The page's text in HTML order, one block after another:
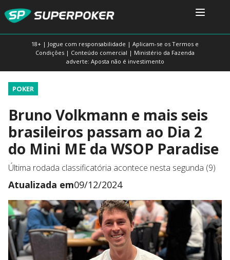
18+ | Jogue com responsabilidade | Aplicam-se os Termos e
Condições | Conteúdo comercial | Ministério da Fazenda
adverte: Aposta não é investimento
POKER
Bruno Volkmann e mais seis
brasileiros passam ao Dia 2
do Mini ME da WSOP Paradise
Última rodada classificatória acontece nesta segunda (9)
Atualizada em09/12/2024